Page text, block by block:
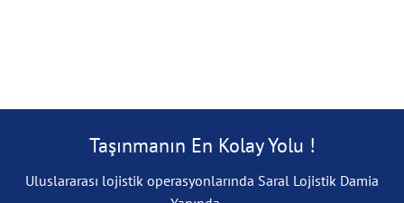
Taşınmanın En Kolay Yolu !
Uluslararası lojistik operasyonlarında Saral Lojistik Damia